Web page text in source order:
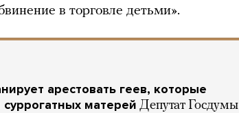
в торговле детьми».
арестовать геев, которые
суррогатных матерей Депутат Госдумы